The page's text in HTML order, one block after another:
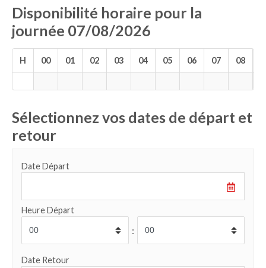
Disponibilité horaire pour la
journée 07/08/2026
H 00 01 02 03 04 05 06 07 08
Sélectionnez vos dates de départ et
retour
Date Départ
Heure Départ
:
Date Retour